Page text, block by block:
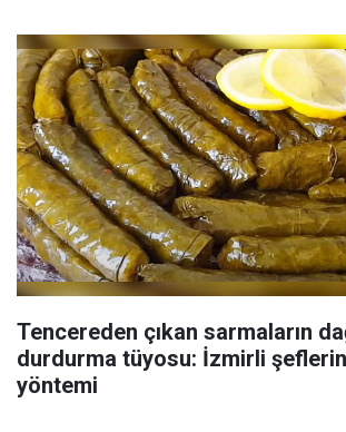
Tencereden çıkan sarmaların
durdurma tüyosu: İzmirli
yöntemi